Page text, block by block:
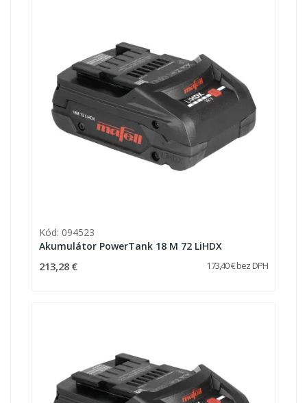
Kód: 094523
Akumulátor PowerTank 18 M 72 LiHDX
213,28 € 173,40 € bez DPH